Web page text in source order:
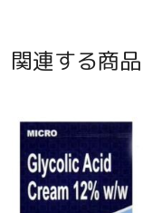
関連する商品